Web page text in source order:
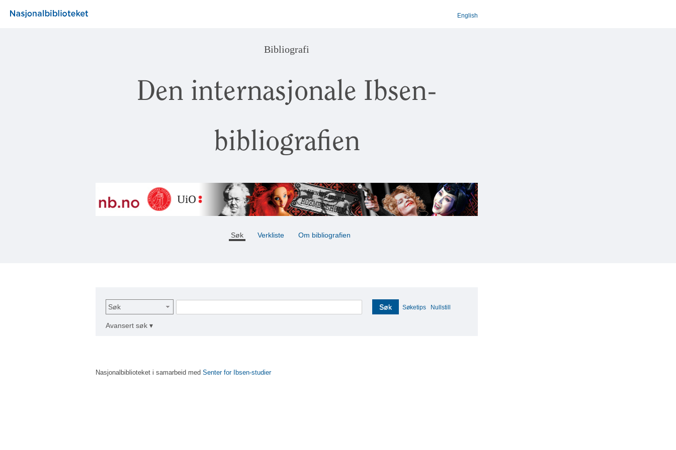
English
Bibliografi
Den internasjonale Ibsen-
bibliografien
Søk Verkliste Om bibliografien
Søk Søk Søketips Nullstill
Avansert søk ▾
Nasjonalbiblioteket i samarbeid med Senter for Ibsen-studier